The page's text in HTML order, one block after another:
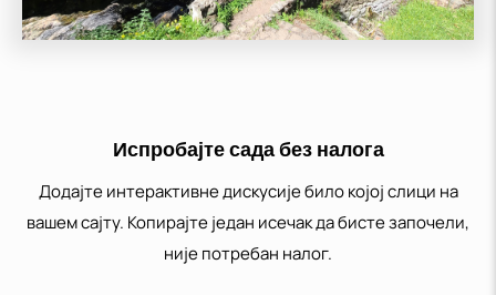
Испробајте сада без налога
Додајте интерактивне дискусије било којој слици на
вашем сајту. Копирајте један исечак да бисте започели,
није потребан налог.